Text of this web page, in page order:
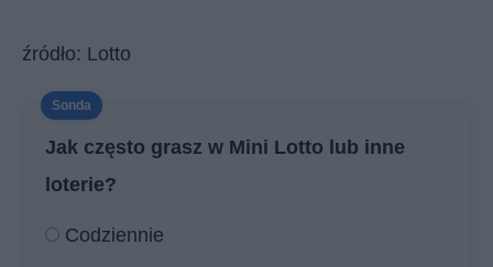
źródło: Lotto
Jak często grasz w Mini Lotto lub inne
loterie?
Codziennie